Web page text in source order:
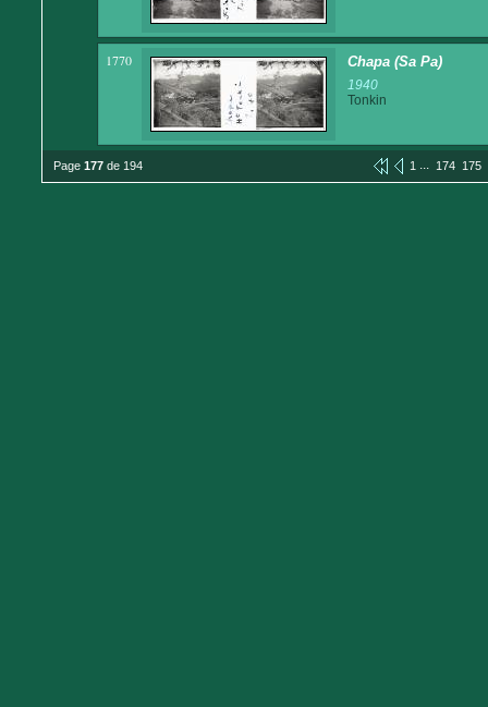
1770 Chapa (Sa Pa)
1940
Tonkin
Page 177 de 194 1 ... 174 175